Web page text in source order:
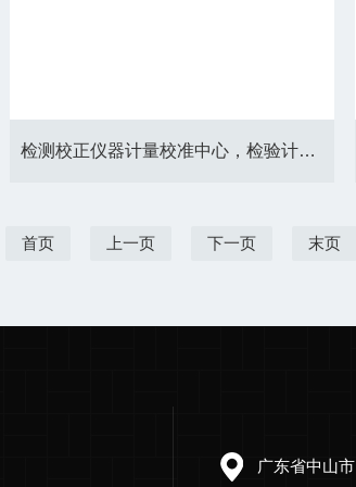
检测校正仪器计量校准中心，检验计量仪器仪表
首页 上一页 下一页 末页
广东省中山市